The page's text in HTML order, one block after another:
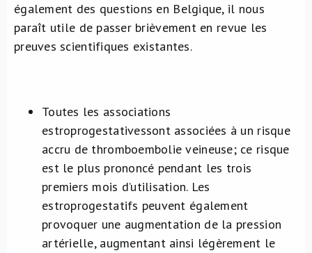
également des questions en Belgique, il nous
paraît utile de passer brièvement en revue les
preuves scientifiques existantes.
Toutes les associations
estroprogestativessont associées à un risque
accru de thromboembolie veineuse; ce risque
est le plus prononcé pendant les trois
premiers mois d’utilisation. Les
estroprogestatifs peuvent également
provoquer une augmentation de la pression
artérielle, augmentant ainsi légèrement le